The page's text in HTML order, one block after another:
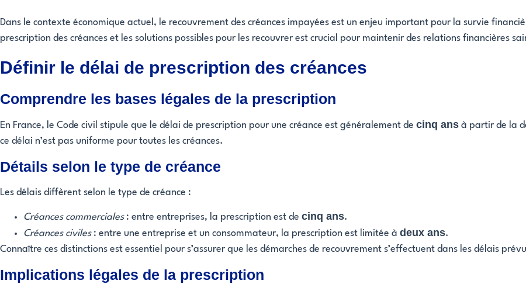
Dans le contexte économique actuel, le recouvrement des créances impayées est un enjeu important pour la survie
prescription des créances et les solutions possibles pour les recouvrer est crucial pour maintenir des relations financières
Définir le délai de prescription des créances
Comprendre les bases légales de la prescription
En France, le Code civil stipule que le délai de prescription pour une créance est généralement de cinq ans à partir de la
ce délai n’est pas uniforme pour toutes les créances.
Détails selon le type de créance
Les délais diffèrent selon le type de créance :
Créances commerciales: entre entreprises, la prescription est de cinq ans.
Créances civiles: entre une entreprise et un consommateur, la prescription est limitée à deux ans.
Connaître ces distinctions est essentiel pour s’assurer que les démarches de recouvrement s’effectuent dans les délais
Implications légales de la prescription